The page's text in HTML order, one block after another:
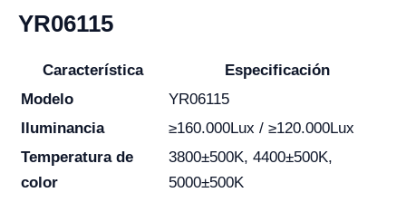
YR06115
Característica
Especificación
Modelo
YR06115
Iluminancia
≥160.000Lux / ≥120.000Lux
Temperatura de
color
3800±500K, 4400±500K,
5000±500K